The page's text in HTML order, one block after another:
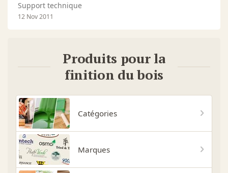
Support technique
12 Nov 2011
Produits pour la
finition du bois
Catégories
Marques